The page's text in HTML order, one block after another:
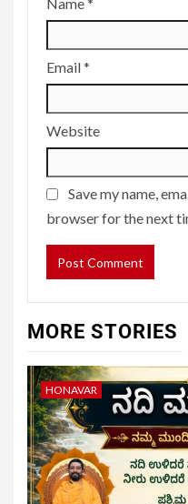
Email*
Website
Save my name,
browser for the next
MORE STORIES
HONAVAR